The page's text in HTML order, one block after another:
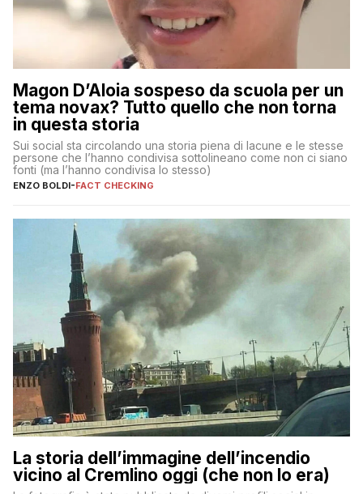
Magon D’Aloia sospeso da scuola per un
tema novax? Tutto quello che non torna
in questa storia
Sui social sta circolando una storia piena di lacune e le stesse
persone che l’hanno condivisa sottolineano come non ci siano
fonti (ma l’hanno condivisa lo stesso)
ENZO BOLDI-FACT CHECKING
La storia dell’immagine dell’incendio
vicino al Cremlino oggi (che non lo era)